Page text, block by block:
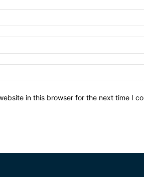
in this browser for the next time I